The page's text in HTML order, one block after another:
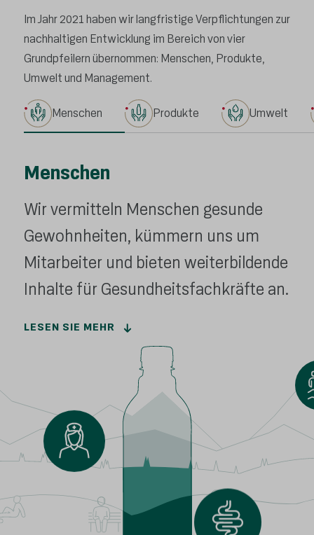
Im Jahr 2021 haben wir langfristige Verpflichtungen zur
nachhaltigen Entwicklung im Bereich von vier
Grundpfeilern übernommen: Menschen, Produkte,
Umwelt und Management.
Menschen Produkte Umwelt
Menschen
Wir vermitteln Menschen gesunde
Gewohnheiten, kümmern uns um
Mitarbeiter und bieten weiterbildende
Inhalte für Gesundheitsfachkräfte an.
LESEN SIE MEHR